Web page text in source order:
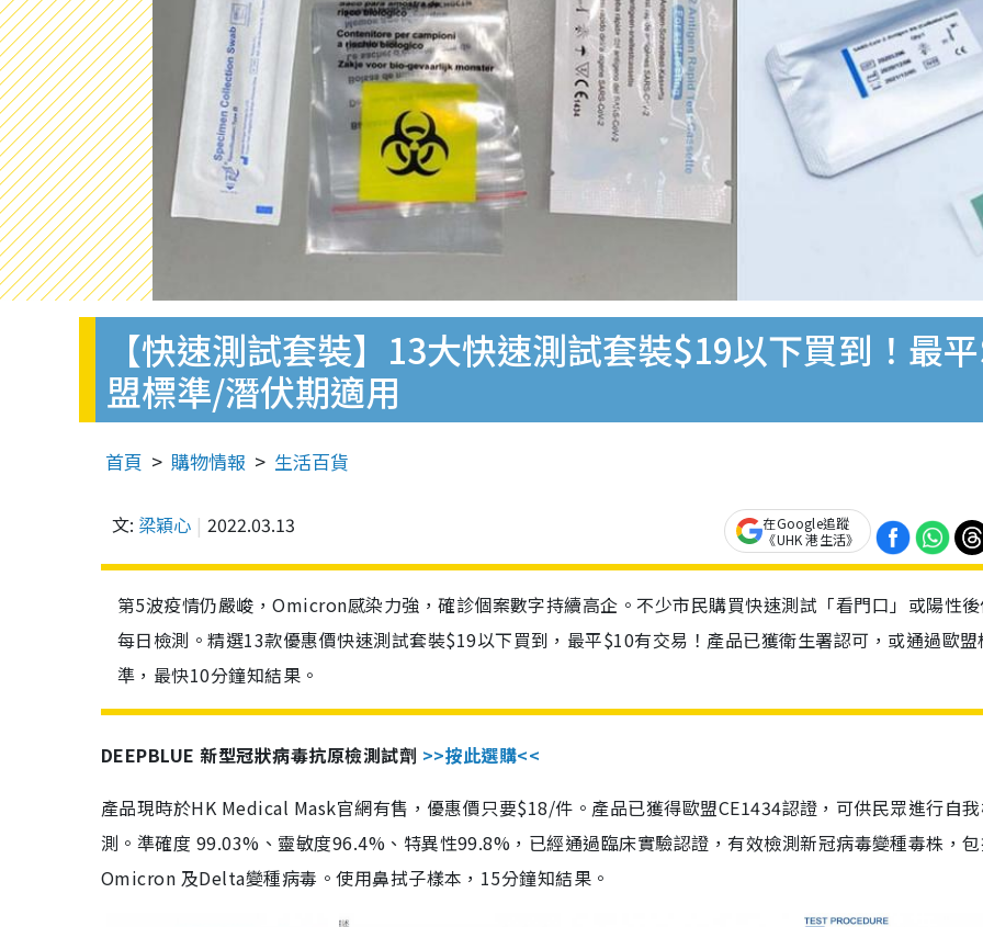
【快速測試套裝】13大快速測試套裝$19以下買到！最
盟標準/潛伏期適用
首頁 購物情報 生活百貨
文: 梁穎心 2022.03.13
在Google追蹤
《UHK 港生活》
第5波疫情仍嚴峻，Omicron感染力強，確診個案數字持續高企。不少市民購買快速測試「看門口」或陽性
每日檢測。精選13款優惠價快速測試套裝$19以下買到，最平$10有交易！產品已獲衛生署認可，或通過歐盟
準，最快10分鐘知結果。
DEEPBLUE 新型冠狀病毒抗原檢測試劑 >>按此選購<<
產品現時於HK Medical Mask官網有售，優惠價只要$18/件。產品已獲得歐盟CE1434認證，可供民眾進行自
測。準確度 99.03%、靈敏度96.4%、特異性99.8%，已經通過臨床實驗認證，有效檢測新冠病毒變種毒株，
Omicron 及Delta變種病毒。使用鼻拭子樣本，15分鐘知結果。